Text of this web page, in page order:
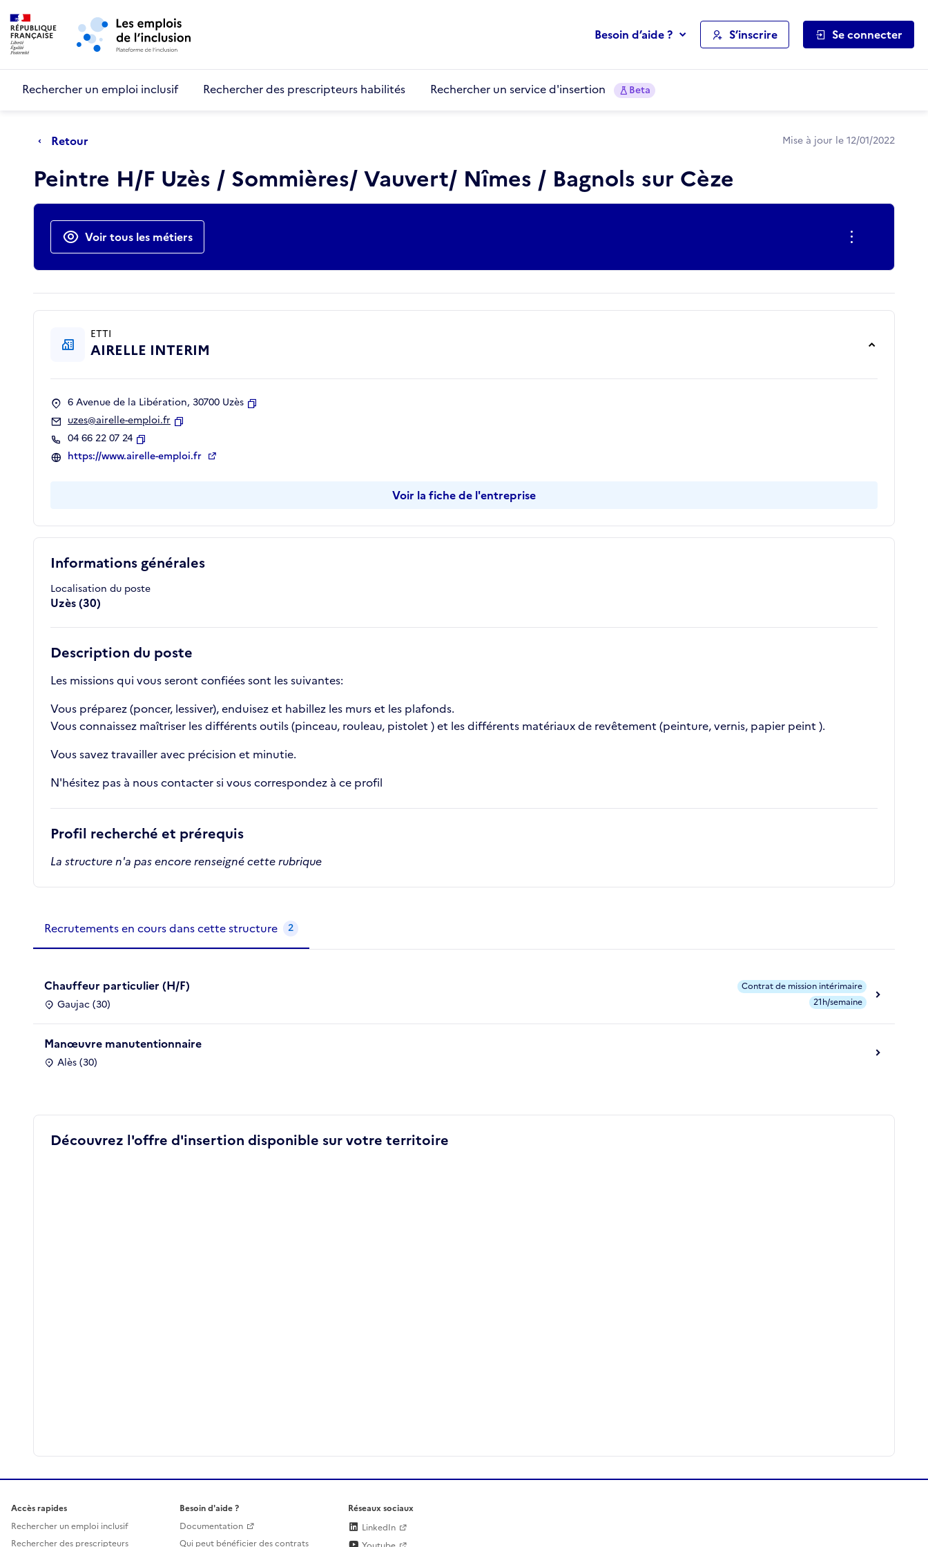
Aller au menu principal
Besoin d’aide ? S’inscrire Se connecter
Rechercher un emploi inclusif Rechercher des prescripteurs habilités Rechercher un service d'insertion Beta
Retour Mise à jour le 12/01/2022
Peintre H/F Uzès / Sommières/ Vauvert/ Nîmes / Bagnols sur Cèze
Actions rapides
Voir tous les métiers
Informations générales
Localisation du poste
Uzès (30)
Description du poste
Les missions qui vous seront confiées sont les suivantes:
Vous préparez (poncer, lessiver), enduisez et habillez les murs et les plafonds.
Vous connaissez maîtriser les différents outils (pinceau, rouleau, pistolet ) et les différents matériaux de revêtement (peinture, vernis, papier peint ).
Vous savez travailler avec précision et minutie.
N'hésitez pas à nous contacter si vous correspondez à ce profil
Profil recherché et prérequis
La structure n'a pas encore renseigné cette rubrique
ETTI
AIRELLE INTERIM
6 Avenue de la Libération, 30700 Uzès
uzes@airelle-emploi.fr
04 66 22 07 24
Copier
https://www.airelle-emploi.fr
Voir la fiche de l'entreprise
Recrutements de la structure
Recrutements en cours dans cette structure 2
Chauffeur particulier (H/F)
Gaujac (30)
Contrat de mission intérimaire
21h/semaine
Manœuvre manutentionnaire
Alès (30)
Découvrez l'offre d'insertion disponible sur votre territoire
Accès rapides
Rechercher un emploi inclusif
Rechercher des prescripteurs
Besoin d'aide ?
Documentation
Qui peut bénéficier des contrats
Réseaux sociaux
LinkedIn